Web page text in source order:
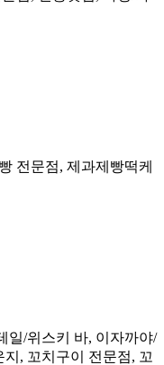
전문점, 제과제빵떡케
일/위스키 바, 이자까야/
, 꼬치구이 전문점, 꼬